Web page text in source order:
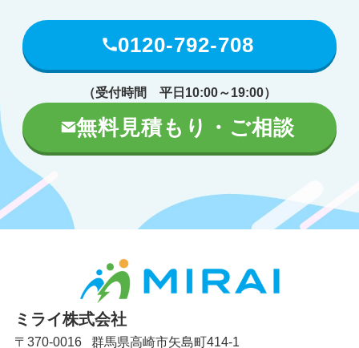
0120-792-708
（受付時間 平日10:00～19:00）
無料見積もり・ご相談
ミライ株式会社
〒370-0016 群馬県高崎市矢島町414-1